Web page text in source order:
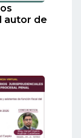
autor de